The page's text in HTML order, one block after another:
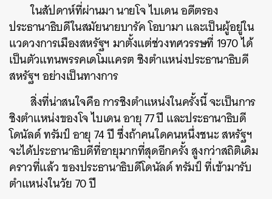
ในสัปดาห์ที่ผ่านมา นายโจ ไบเดน อดีตรอง
ประธานาธิบดีในสมัยนายบารัค โอบามา และเป็นผู้อยู่ใน
แวดวงการเมืองสหรัฐฯ มาตั้งแต่ช่วงทศวรรษที่ 1970 ได้
เป็นตัวแทนพรรคเดโมแครต ชิงตำแหน่งประธานาธิบดี
สหรัฐฯ อย่างเป็นทางการ
สิ่งที่น่าสนใจคือ การชิงตำแหน่งในครั้งนี้ จะเป็นการ
ชิงตำแหน่งของโจ ไบเดน อายุ 77 ปี และประธานาธิบดี
โดนัลด์ ทรัมป์ อายุ 74 ปี ซึ่งถ้าคนใดคนหนึ่งชนะ สหรัฐฯ
จะได้ประธานาธิบดีที่อายุมากที่สุดอีกครั้ง สูงกว่าสถิติเดิม
คราวที่แล้ว ของประธานาธิบดีโดนัลด์ ทรัมป์ ที่เข้ามารับ
ตำแหน่งในวัย 70 ปี